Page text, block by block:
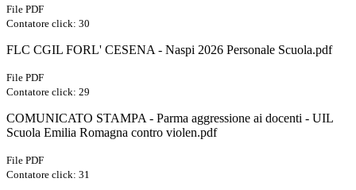
File PDF
Contatore click: 30
FLC CGIL FORL' CESENA - Naspi 2026 Personale Scuola.pdf
File PDF
Contatore click: 29
COMUNICATO STAMPA - Parma aggressione ai docenti - UIL
Scuola Emilia Romagna contro violen.pdf
File PDF
Contatore click: 31